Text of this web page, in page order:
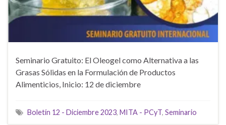
Seminario Gratuito: El Oleogel como Alternativa a las
Grasas Sólidas en la Formulación de Productos
Alimenticios, Inicio: 12 de diciembre
Boletín 12 - Diciembre 2023, MITA - PCyT, Seminario